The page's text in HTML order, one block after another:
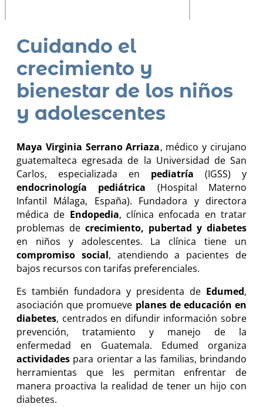
Cuidando el
crecimiento y
bienestar de los niños
y adolescentes
Maya Virginia Serrano Arriaza, médico y cirujano
guatemalteca egresada de la Universidad de San
Carlos, especializada en pediatría (IGSS) y
endocrinología pediátrica (Hospital Materno
Infantil Málaga, España). Fundadora y directora
médica de Endopedia, clínica enfocada en tratar
problemas de crecimiento, pubertad y diabetes
en niños y adolescentes. La clínica tiene un
compromiso social, atendiendo a pacientes de
bajos recursos con tarifas preferenciales.
Es también fundadora y presidenta de Edumed,
asociación que promueve planes de educación en
diabetes, centrados en difundir información sobre
prevención, tratamiento y manejo de la
enfermedad en Guatemala. Edumed organiza
actividades para orientar a las familias, brindando
herramientas que les permitan enfrentar de
manera proactiva la realidad de tener un hijo con
diabetes.